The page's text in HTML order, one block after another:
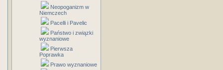
Neopoganizm w
Niemczech
Pacelli i Pavelic
Państwo i związki
wyznaniowe
Pierwsza
Poprawka
Prawo wyznaniowe